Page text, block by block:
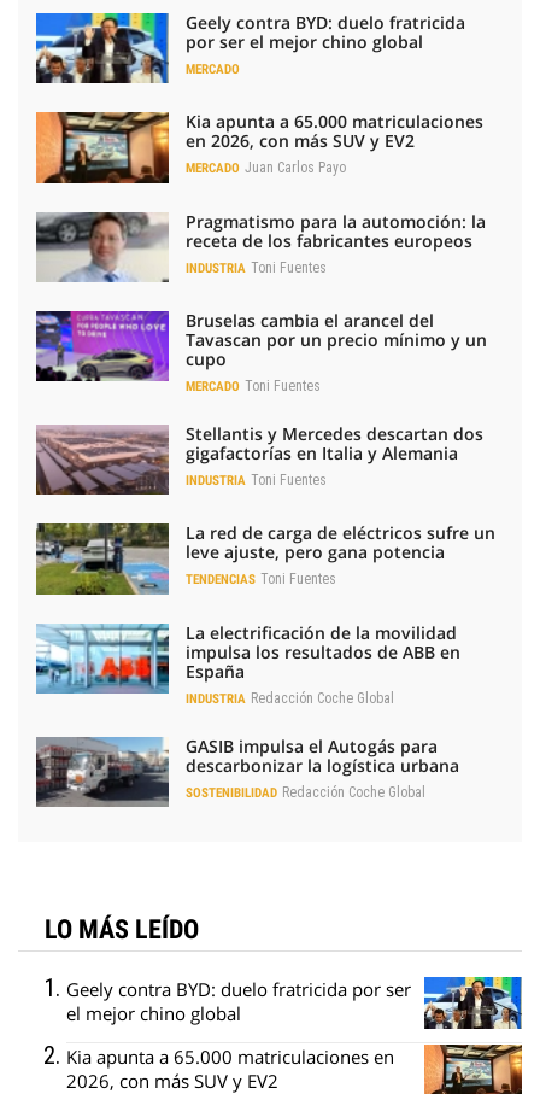
Geely contra BYD: duelo fratricida
por ser el mejor chino global
MERCADO
Kia apunta a 65.000 matriculaciones
en 2026, con más SUV y EV2
MERCADO Juan Carlos Payo
Pragmatismo para la automoción: la
receta de los fabricantes europeos
INDUSTRIA Toni Fuentes
Bruselas cambia el arancel del
Tavascan por un precio mínimo y un
cupo
MERCADO Toni Fuentes
Stellantis y Mercedes descartan dos
gigafactorías en Italia y Alemania
INDUSTRIA Toni Fuentes
La red de carga de eléctricos sufre un
leve ajuste, pero gana potencia
TENDENCIAS Toni Fuentes
La electrificación de la movilidad
impulsa los resultados de ABB en
España
INDUSTRIA Redacción Coche Global
GASIB impulsa el Autogás para
descarbonizar la logística urbana
SOSTENIBILIDAD Redacción Coche Global
LO MÁS LEÍDO
Geely contra BYD: duelo fratricida por ser
el mejor chino global
Kia apunta a 65.000 matriculaciones en
2026, con más SUV y EV2